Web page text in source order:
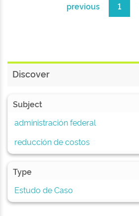
previous 1
Discover
Subject
administración federal
reducción de costos
Type
Estudo de Caso